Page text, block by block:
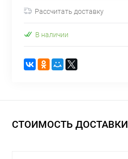
Рассчитать доставку
В наличии
СТОИМОСТЬ ДОСТАВКИ